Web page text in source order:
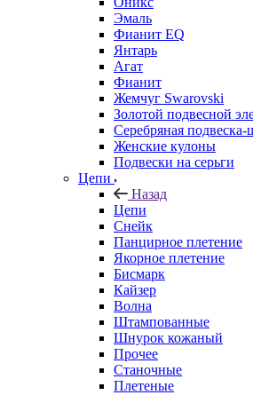
Эмаль
Фианит EQ
Янтарь
Агат
Фианит
Жемчуг Swarovski
Золотой подвесной
Серебряная
Женские кулоны
Подвески на серьги
Цепи
Назад
Цепи
Снейк
Панцирное плетение
Якорное плетение
Бисмарк
Кайзер
Волна
Штампованные
Шнурок кожаный
Прочее
Станочные
Плетеные